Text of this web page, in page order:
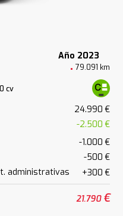
Año 2023
79.091 km
cv
24.990 €
-2.500 €
-1.000 €
-500 €
administrativas
+300 €
21.790€